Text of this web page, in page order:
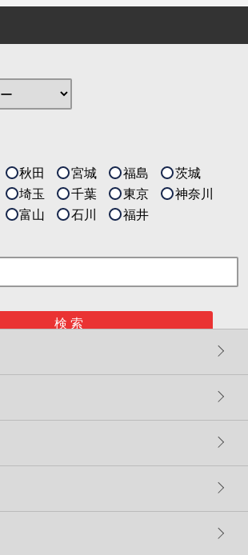
秋田 宮城 福島
茨城
埼玉 千葉 東京
神奈川
富山 石川 福井
検 索